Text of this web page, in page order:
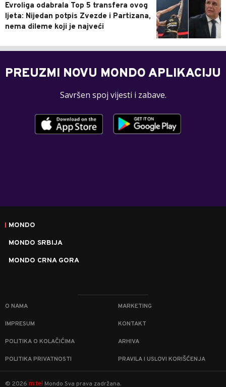
Evroliga odabrala Top 5 transfera ovog
ljeta: Nijedan potpis Zvezde i Partizana,
nema dileme koji je najveći
PREUZMI NOVU MONDO APLIKACIJU
Savršen spoj vijesti i zabave.
MONDO
MONDO SRBIJA
MONDO CRNA GORA
O NAMA MARKETING
IMPRESUM KONTAKT
POLITIKA O KOLAČIĆIMA ARHIVA
POLITIKA PRIVATNOSTI PRAVILA I USLOVI KORIŠĆENJA
© 2026 m:tel Mondo Sva prava zadržana.